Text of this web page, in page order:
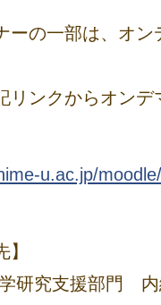
ーの一部は、オ
リンクからオン
u.ac.jp/
研究支援部門